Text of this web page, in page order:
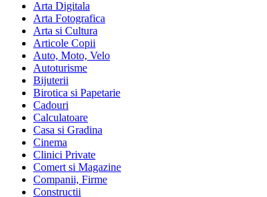
Arta Digitala
Arta Fotografica
Arta si Cultura
Articole Copii
Auto, Moto, Velo
Autoturisme
Bijuterii
Birotica si Papetarie
Cadouri
Calculatoare
Casa si Gradina
Cinema
Clinici Private
Comert si Magazine
Companii, Firme
Constructii